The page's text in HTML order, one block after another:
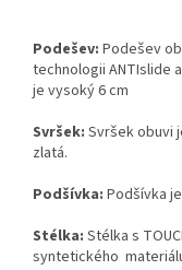
Podešev: Podešev
technologii ANTIslide
je vysoký 6 cm
Svršek: Svršek obuvi
zlatá.
Podšívka: Podšívka
Stélka: Stélka s
syntetického